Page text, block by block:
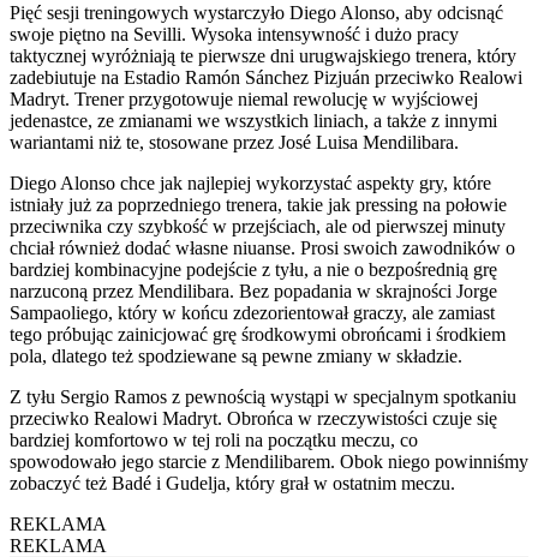
Pięć sesji treningowych wystarczyło Diego Alonso, aby odcisnąć
swoje piętno na Sevilli. Wysoka intensywność i dużo pracy
taktycznej wyróżniają te pierwsze dni urugwajskiego trenera, który
zadebiutuje na Estadio Ramón Sánchez Pizjuán przeciwko Realowi
Madryt. Trener przygotowuje niemal rewolucję w wyjściowej
jedenastce, ze zmianami we wszystkich liniach, a także z innymi
wariantami niż te, stosowane przez José Luisa Mendilibara.
Diego Alonso chce jak najlepiej wykorzystać aspekty gry, które
istniały już za poprzedniego trenera, takie jak pressing na połowie
przeciwnika czy szybkość w przejściach, ale od pierwszej minuty
chciał również dodać własne niuanse. Prosi swoich zawodników o
bardziej kombinacyjne podejście z tyłu, a nie o bezpośrednią grę
narzuconą przez Mendilibara. Bez popadania w skrajności Jorge
Sampaoliego, który w końcu zdezorientował graczy, ale zamiast
tego próbując zainicjować grę środkowymi obrońcami i środkiem
pola, dlatego też spodziewane są pewne zmiany w składzie.
Z tyłu Sergio Ramos z pewnością wystąpi w specjalnym spotkaniu
przeciwko Realowi Madryt. Obrońca w rzeczywistości czuje się
bardziej komfortowo w tej roli na początku meczu, co
spowodowało jego starcie z Mendilibarem. Obok niego powinniśmy
zobaczyć też Badé i Gudelja, który grał w ostatnim meczu.
REKLAMA
REKLAMA